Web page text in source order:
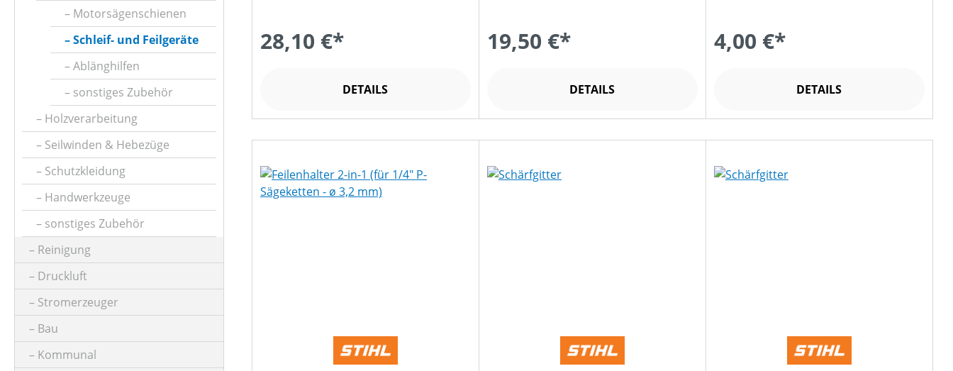
Motorsägenschienen
Schleif- und Feilgeräte
Ablänghilfen
sonstiges Zubehör
Holzverarbeitung
Seilwinden & Hebezüge
Schutzkleidung
Handwerkzeuge
sonstiges Zubehör
Reinigung
Druckluft
Stromerzeuger
Bau
Kommunal
28,10 €*
DETAILS
19,50 €*
DETAILS
4,00 €*
DETAILS